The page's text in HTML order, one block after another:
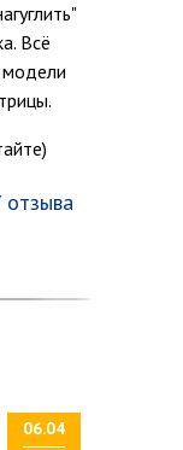
Всё
модели
отзыва
06.04